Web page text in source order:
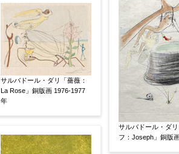
他社様の査定価格
会社名：
査定額：
※他社様からご提示された査定額がござ
事申し上げます。
作品コンディション 【任意】
サルバドール・ダリ「薔薇：
La Rose」銅版画 1976-1977
年
サルバドール・ダ
フ：Joseph」銅版